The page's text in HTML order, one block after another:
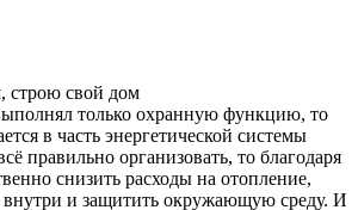
строю свой дом
только охранную функцию, то
в часть энергетической системы
правильно организовать, то благодаря
снизить расходы на отопление,
внутри и защитить окружающую среду. И